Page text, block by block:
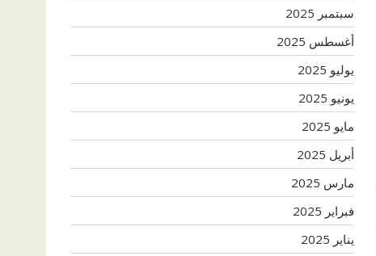
سبتمبر 2025
أغسطس 2025
يوليو 2025
يونيو 2025
مايو 2025
أبريل 2025
مارس 2025
فبراير 2025
يناير 2025